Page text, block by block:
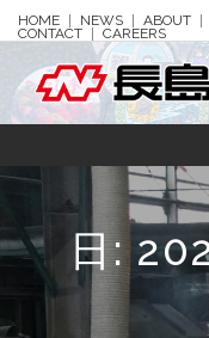
HOME NEWS ABOUT
CONTACT CAREERS
日: